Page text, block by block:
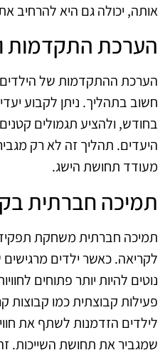
אותה, יכולה גם היא להרחיב
הערכת התקדמות
הערכת ההתקדמות של
חשוב בתהליך. ניתן לקבוע
בחודש, ולהציע תגמולים
היעדים. תהליך זה לא רק
מעודד תחושת הישג.
תמיכה חברתית
תמיכה חברתית משחקת
לקריאה. כאשר ילדים
נוטים להיות יותר פתוחים
פעילות קבוצתית כמו קבוצות
לילדים הזדמנות לשתף את
שמגביר את תחושת השייכות.